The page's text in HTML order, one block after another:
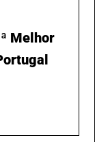
Melhor